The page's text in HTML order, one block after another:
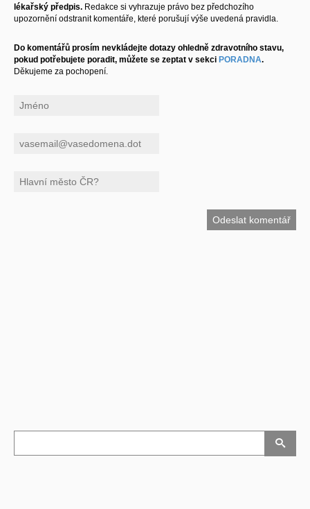
lékařský předpis. Redakce si vyhrazuje právo bez předchozího
upozornění odstranit komentáře, které porušují výše uvedená pravidla.
Do komentářů prosím nevkládejte dotazy ohledně zdravotního stavu,
pokud potřebujete poradit, můžete se zeptat v sekci PORADNA.
Děkujeme za pochopení.